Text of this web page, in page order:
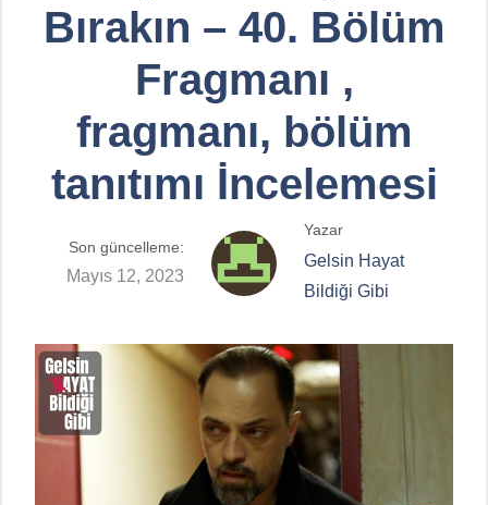
Bırakın – 40. Bölüm
Fragmanı ,
fragmanı, bölüm
tanıtımı İncelemesi
Son güncelleme:
Mayıs 12, 2023
Yazar
Gelsin Hayat
Bildiği Gibi